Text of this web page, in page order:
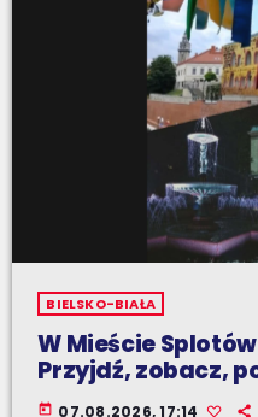
BIELSKO-BIAŁA
W Mieście
Przyjdź, zobacz,
today 07.08.2026, 17:14